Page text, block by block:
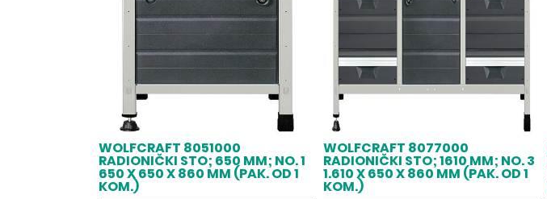
WOLFCRAFT 8051000
RADIONIČKI STO; 650 MM; NO. 1
650 X 650 X 860 MM (PAK. OD 1
KOM.)
WOLFCRAFT 8077000
RADIONIČKI STO; 1610 MM; NO. 3
1.610 X 650 X 860 MM (PAK. OD 1
KOM.)